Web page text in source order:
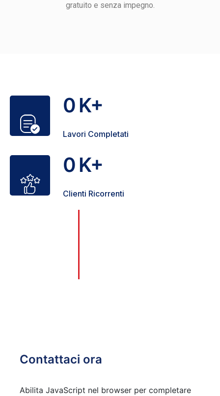
gratuito e senza impegno.
0K+
Lavori Completati
0K+
Clienti Ricorrenti
Contattaci ora
Abilita JavaScript nel browser per completare